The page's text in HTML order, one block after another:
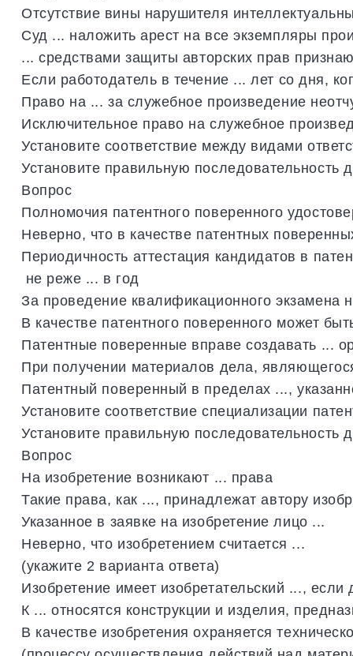
Отсутствие вины нарушителя
Суд ... наложить арест на все экземпляры
...средствами защиты авторских прав
Если работодатель в течение ...лет со дня,
Право на ...за служебное произведение
Исключительное право на служебное
Установите соответствие между видами
Установите правильную последовательность
Вопрос
Полномочия патентного поверенного
Неверно, что в качестве патентных
Периодичность аттестация кандидатов в
не реже ... в год
За проведение квалификационного экзамена
В качестве патентного поверенного может
Патентные поверенные вправе создавать ...
При получении материалов дела,
Патентный поверенный в пределах ...,
Установите соответствие специализации
Установите правильную последовательность
Вопрос
На изобретение возникают ... права
Такие права, как ..., принадлежат автору
Указанное в заявке на изобретение лицо ...
Неверно, что изобретением считается ...
(укажите 2 варианта ответа)
Изобретение имеет изобретательский ..., если
К ...относятся конструкции и изделия,
В качестве изобретения охраняется